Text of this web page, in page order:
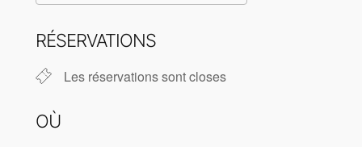
RÉSERVATIONS
Les réservations sont closes
OÙ